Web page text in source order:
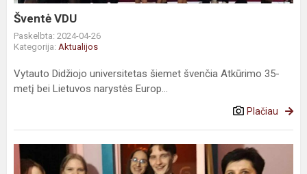
Šventė VDU
Paskelbta: 2024-04-26
Kategorija: Aktualijos
Vytauto Didžiojo universitetas šiemet švenčia Atkūrimo 35-
metį bei Lietuvos narystės Europ...
Plačiau